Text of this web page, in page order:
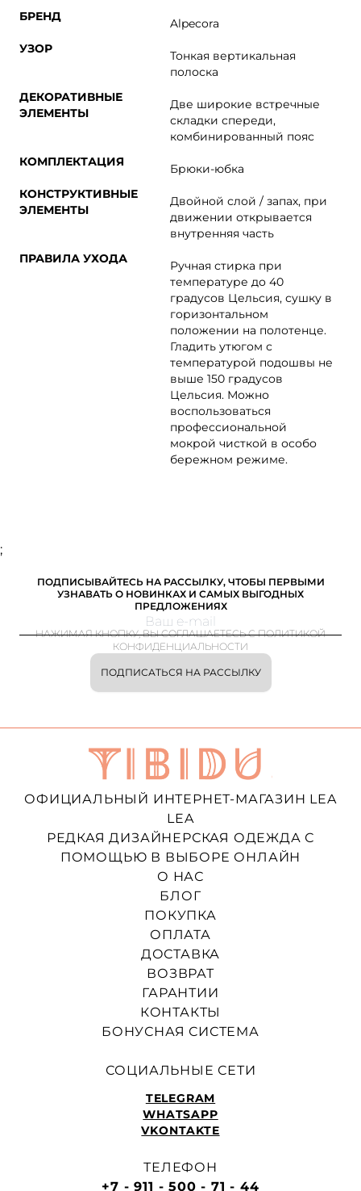
БРЕНД
Alpecora
УЗОР
Тонкая вертикальная
полоска
ДЕКОРАТИВНЫЕ
ЭЛЕМЕНТЫ
Две широкие встречные
складки спереди,
комбинированный пояс
КОМПЛЕКТАЦИЯ
Брюки-юбка
КОНСТРУКТИВНЫЕ
ЭЛЕМЕНТЫ
Двойной слой / запах, при
движении открывается
внутренняя часть
ПРАВИЛА УХОДА
Ручная стирка при
температуре до 40
градусов Цельсия, сушку в
горизонтальном
положении на полотенце.
Гладить утюгом с
температурой подошвы не
выше 150 градусов
Цельсия. Можно
воспользоваться
профессиональной
мокрой чисткой в особо
бережном режиме.
;
ПОДПИСЫВАЙТЕСЬ НА РАССЫЛКУ, ЧТОБЫ ПЕРВЫМИ
УЗНАВАТЬ О НОВИНКАХ И САМЫХ ВЫГОДНЫХ
ПРЕДЛОЖЕНИЯХ
ПОДПИСАТЬСЯ НА РАССЫЛКУ
НАЖИМАЯ КНОПКУ, ВЫ СОГЛАШАЕТЕСЬ С ПОЛИТИКОЙ
КОНФИДЕНЦИАЛЬНОСТИ
ОФИЦИАЛЬНЫЙ ИНТЕРНЕТ-МАГАЗИН LEA
LEA
РЕДКАЯ ДИЗАЙНЕРСКАЯ ОДЕЖДА С
ПОМОЩЬЮ В ВЫБОРЕ ОНЛАЙН
О НАС
БЛОГ
ПОКУПКА
ОПЛАТА
ДОСТАВКА
ВОЗВРАТ
ГАРАНТИИ
КОНТАКТЫ
БОНУСНАЯ СИСТЕМА
СОЦИАЛЬНЫЕ СЕТИ
TELEGRAM
WHATSAPP
VKONTAKTE
ТЕЛЕФОН
+7 - 911 - 500 - 71 - 44